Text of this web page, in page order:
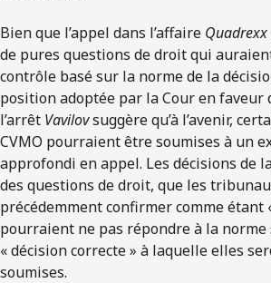
Bien que l’appel dans l’affaire Quadrexx
de pures questions de droit qui
contrôle basé sur la norme de la
position adoptée par la Cour en faveur
l’arrêt Vavilovsuggère qu’à l’avenir,
CVMO pourraient être soumises à un
approfondi en appel. Les décisions de
des questions de droit, que les
précédemment confirmer comme étant
pourraient ne pas répondre à la
« décision correcte » à laquelle elles
soumises.